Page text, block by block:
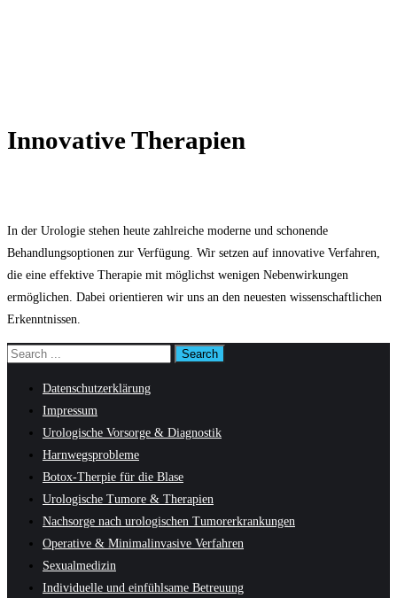
Innovative Therapien
In der Urologie stehen heute zahlreiche moderne und schonende
Behandlungsoptionen zur Verfügung. Wir setzen auf innovative Verfahren,
die eine effektive Therapie mit möglichst wenigen Nebenwirkungen
ermöglichen. Dabei orientieren wir uns an den neuesten wissenschaftlichen
Erkenntnissen.
Datenschutzerklärung
Impressum
Urologische Vorsorge & Diagnostik
Harnwegsprobleme
Botox-Therpie für die Blase
Urologische Tumore & Therapien
Nachsorge nach urologischen Tumorerkrankungen
Operative & Minimalinvasive Verfahren
Sexualmedizin
Individuelle und einfühlsame Betreuung